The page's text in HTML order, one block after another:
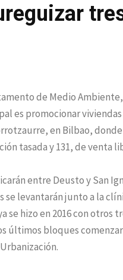
de Medio
es promocionar
en Bilbao,
tasada y 131, de venta
entre Deusto y San
levantarán junto a la
se hizo en 2016 con otros
últimos bloques